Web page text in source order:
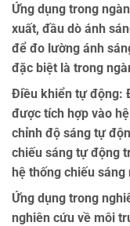
Ứng dụng trong
xuất, đầu dò ánh
để đo lường ánh
đặc biệt là trong
Điều khiển tự động:
được tích hợp vào
chỉnh độ sáng tự
chiếu sáng tự động
hệ thống chiếu sáng
Ứng dụng trong
nghiên cứu về môi